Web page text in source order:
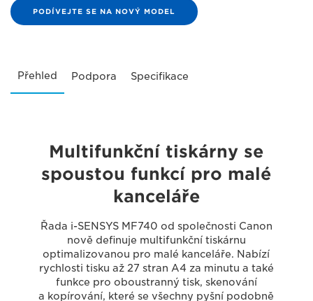
PODÍVEJTE SE NA NOVÝ MODEL
Přehled Podpora Specifikace
Multifunkční tiskárny se
spoustou funkcí pro malé
kanceláře
Řada i-SENSYS MF740 od společnosti Canon
nově definuje multifunkční tiskárnu
optimalizovanou pro malé kanceláře. Nabízí
rychlosti tisku až 27 stran A4 za minutu a také
funkce pro oboustranný tisk, skenování
a kopírování, které se všechny pyšní podobně